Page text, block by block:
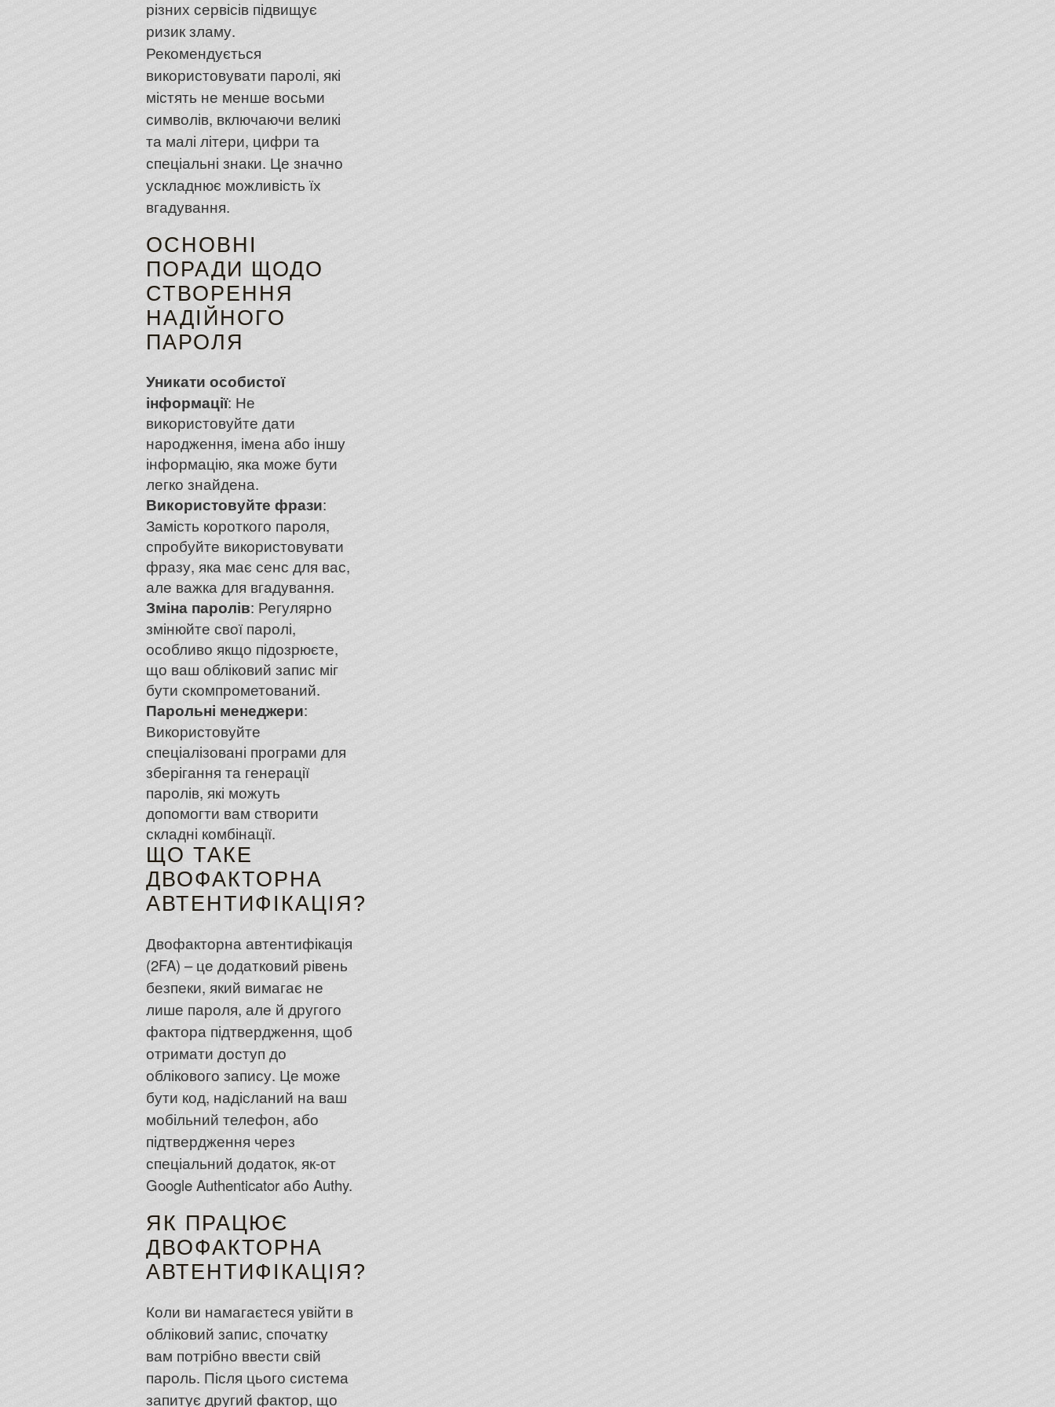
різних сервісів підвищує
ризик зламу.
Рекомендується
використовувати паролі, які
містять не менше восьми
символів, включаючи великі
та малі літери, цифри та
спеціальні знаки. Це значно
ускладнює можливість їх
вгадування.
ОСНОВНІ
ПОРАДИ ЩОДО
СТВОРЕННЯ
НАДІЙНОГО
ПАРОЛЯ
Уникати особистої
інформації: Не
використовуйте дати
народження, імена або іншу
інформацію, яка може бути
легко знайдена.
Використовуйте фрази:
Замість короткого пароля,
спробуйте використовувати
фразу, яка має сенс для вас,
але важка для вгадування.
Зміна паролів: Регулярно
змінюйте свої паролі,
особливо якщо підозрюєте,
що ваш обліковий запис міг
бути скомпрометований.
Парольні менеджери:
Використовуйте
спеціалізовані програми для
зберігання та генерації
паролів, які можуть
допомогти вам створити
складні комбінації.
ЩО ТАКЕ
ДВОФАКТОРНА
АВТЕНТИФІКАЦІЯ?
Двофакторна автентифікація
(2FA) – це додатковий рівень
безпеки, який вимагає не
лише пароля, але й другого
фактора підтвердження, щоб
отримати доступ до
облікового запису. Це може
бути код, надісланий на ваш
мобільний телефон, або
підтвердження через
спеціальний додаток, як-от
Google Authenticator або Authy.
ЯК ПРАЦЮЄ
ДВОФАКТОРНА
АВТЕНТИФІКАЦІЯ?
Коли ви намагаєтеся увійти в
обліковий запис, спочатку
вам потрібно ввести свій
пароль. Після цього система
запитує другий фактор, що